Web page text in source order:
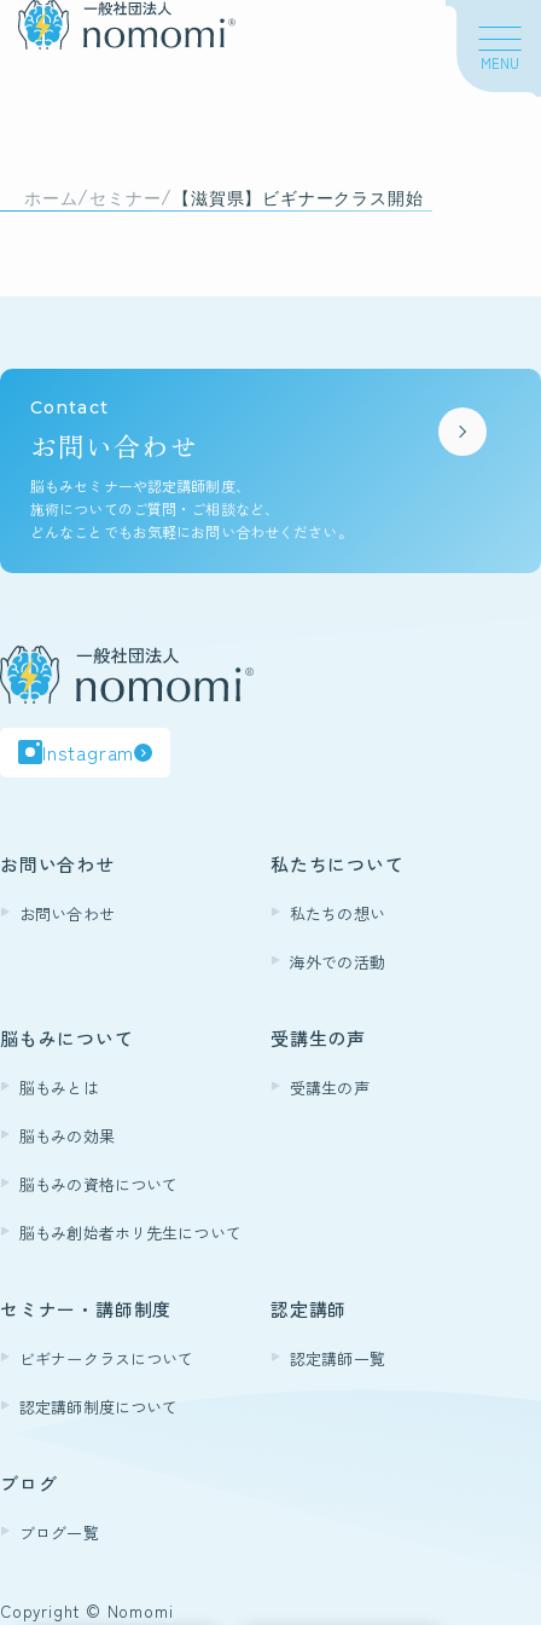
MENU
私たちについて
脳もみについて
About nomomi
脳もみとは
脳もみの効果
認定講師制度について
Certification
受講生の声
北海道
東北
近畿
ホーム/セミナー/ 【滋賀県】ビギナークラス開始
Contact
お問い合わせ
脳もみセミナーや認定講師制度、
施術についてのご質問・ご相談など、
どんなことでもお気軽にお問い合わせください。
Instagram
私たちについて
私たちの想い
海外での活動
脳もみについて
脳もみとは
脳もみの効果
脳もみの資格について
脳もみ創始者ホリ先生について
受講生の声
受講生の声
認定講師
認定講師一覧
セミナー・講師制度
ビギナークラスについて
認定講師制度について
ブログ
ブログ一覧
お問い合わせ
お問い合わせ
Copyright © Nomomi